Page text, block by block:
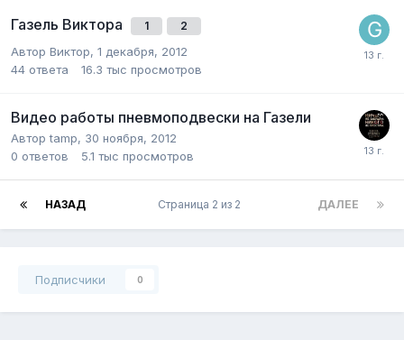
Газель Виктора 1 2
Автор Виктор, 1 декабря, 2012
44 ответа 16.3 тыс просмотров
Видео работы пневмоподвески на Газели
Авторtamp, 30 ноября, 2012
0 ответов 5.1 тыс просмотров
НАЗАД ДАЛЕЕ
Страница 2 из 2
Подписчики 0